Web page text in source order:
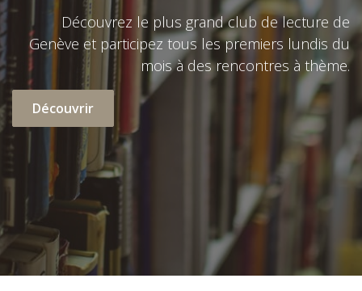
Découvrez le plus grand club de lecture de
Genève et participez tous les premiers lundis du
mois à des rencontres à thème.
Découvrir